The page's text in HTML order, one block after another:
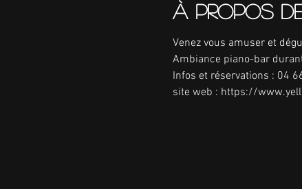
À propos
Venez vous amuser et
Ambiance piano-bar
Infos et réservations : 04
site web : https://